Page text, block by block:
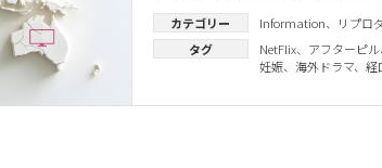
カテゴリー Information、
リプロ
タグ
NetFlix、 アフターピル、
妊娠、 海外ドラマ、 経